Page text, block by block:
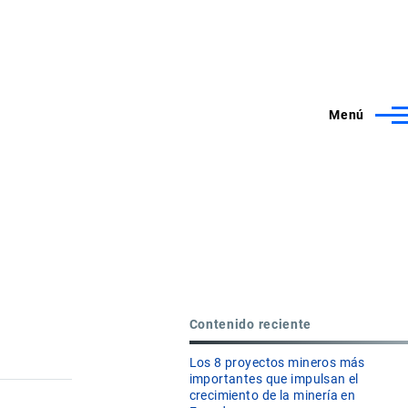
Menú
Contenido reciente
Los 8 proyectos mineros más
importantes que impulsan el
crecimiento de la minería en